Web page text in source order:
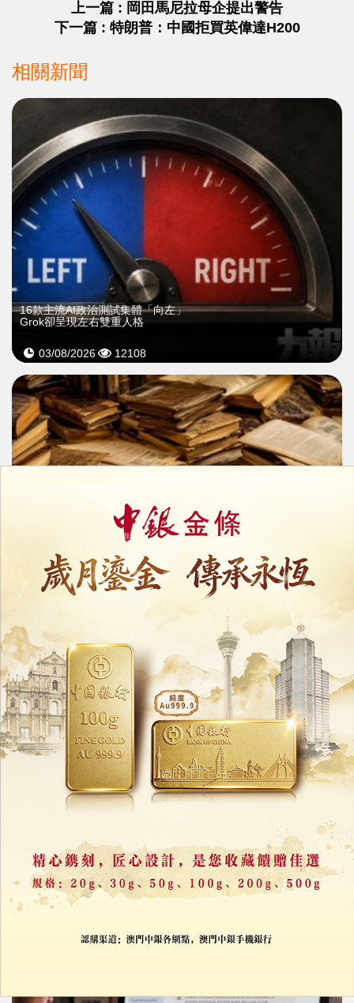
上一篇 : 岡田馬尼拉母企提出警告
下一篇 : 特朗普：中國拒買英偉達H200
相關新聞
16款主流AI政治測試集體「向左」
Grok卻呈現左右雙重人格
03/08/2026 12108
AI公司瘋搶二手書訓練模型
拆脊掃描後銷毀引文化保存爭議
30/07/2026
人工智能難替代會計高人
24/07/2026